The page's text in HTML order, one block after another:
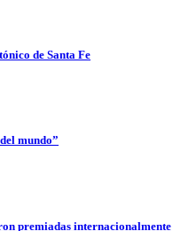
de Santa Fe
mundo”
premiadas internacionalmente